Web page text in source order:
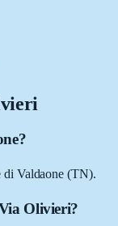
Valdaone (TN).
Olivieri?